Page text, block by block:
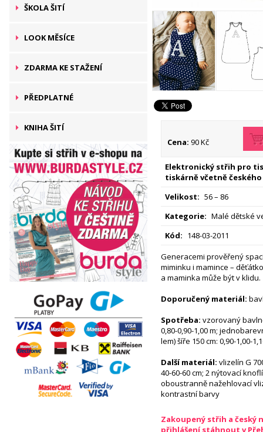
ŠKOLA ŠITÍ
LOOK MĚSÍCE
ZDARMA KE STAŽENÍ
PŘEDPLATNÉ
KNIHA ŠITÍ
Cena: 90 Kč
Elektronický střih pro
tiskárně včetně českého
Velikost: 56 – 86
Kategorie: Malé dětské
Kód: 148-03-2011
Generacemi prověřený
miminku i mamince –
a maminka může být v klidu.
Doporučený materiál:
Spotřeba: vzorovaný
0,80-0,90-1,00 m;
lem) šíře 150 cm: 0,90-1,00-
Další materiál: vlizelín G
40-60-60 cm; 2 nýtovací
oboustranně nažehlovací
kontrastní barvy
Zakoupený střih a český
přihlášení stáhnout v